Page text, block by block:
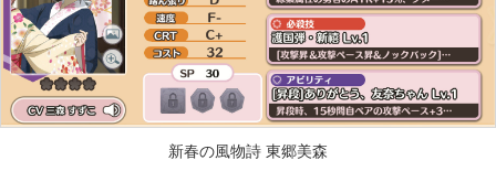
新春の風物詩 東郷美森